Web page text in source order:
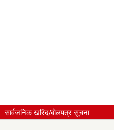
सार्वजनिक खरिद/बोलपत्र सूचना